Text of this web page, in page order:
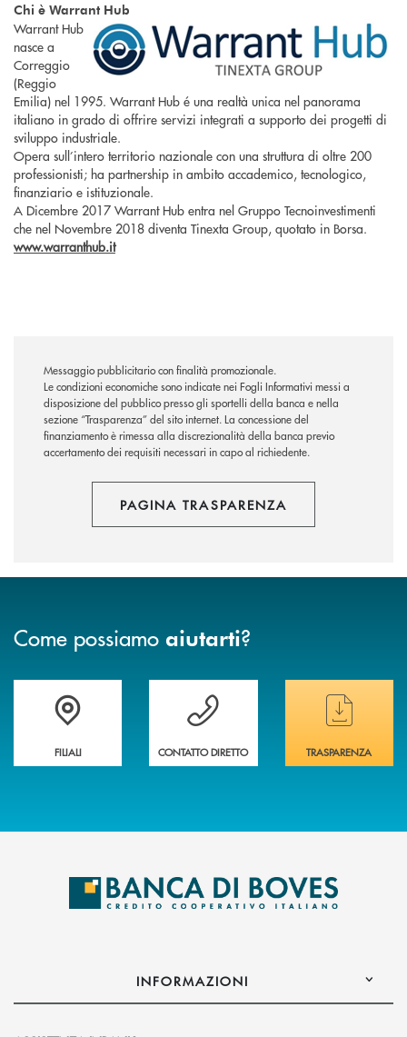
Chi è Warrant Hub
Warrant Hub
nasce a
Correggio
(Reggio
Emilia) nel 1995. Warrant Hub é una realtà unica nel panorama
italiano in grado di offrire servizi integrati a supporto dei progetti di
sviluppo industriale.
Opera sull’intero territorio nazionale con una struttura di oltre 200
professionisti; ha partnership in ambito accademico, tecnologico,
finanziario e istituzionale.
A Dicembre 2017 Warrant Hub entra nel Gruppo Tecnoinvestimenti
che nel Novembre 2018 diventa Tinexta Group, quotato in Borsa.
www.warranthub.it
Messaggio pubblicitario con finalità promozionale.
Le condizioni economiche sono indicate nei Fogli Informativi messi a
disposizione del pubblico presso gli sportelli della banca e nella
sezione “Trasparenza” del sito internet.La concessione del
finanziamento è rimessa alla discrezionalità della banca previo
accertamento dei requisiti necessari in capo al richiedente.
PAGINA TRASPARENZA
Come possiamo aiutarti?
Trova la filiale&nbsp; più vicina a te
FILIALI
Hai bisogno di assistenza immediata ?
CONTATTO DIRETTO
Hai bisogno di
TRASPARENZA
INFORMAZIONI